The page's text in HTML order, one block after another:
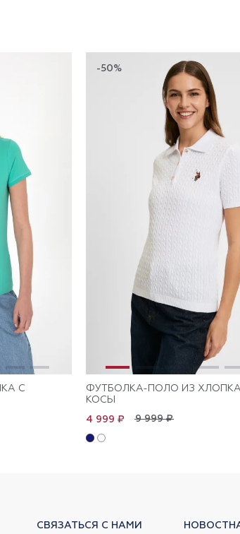
С
-50%
ФУТБОЛКА-ПОЛО ИЗ
КОСЫ
9 999 ₽
4 999 ₽
СВЯЗАТЬСЯ С НАМИ